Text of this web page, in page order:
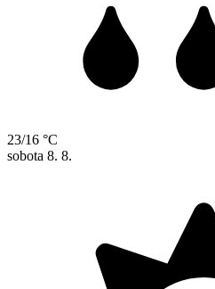
23/16 °C
sobota 8. 8.